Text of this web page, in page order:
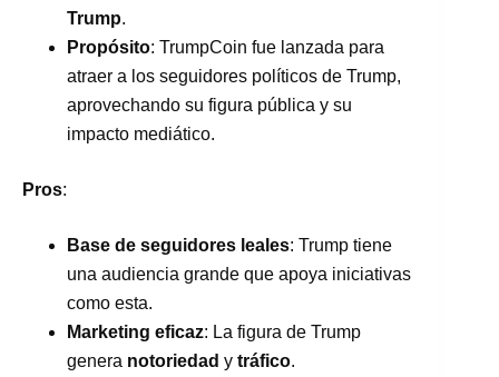
Trump.
Propósito: TrumpCoin fue lanzada para
atraer a los seguidores políticos de Trump,
aprovechando su figura pública y su
impacto mediático.
Pros:
Base de seguidores leales: Trump tiene
una audiencia grande que apoya iniciativas
como esta.
Marketing eficaz: La figura de Trump
genera notoriedad y tráfico.